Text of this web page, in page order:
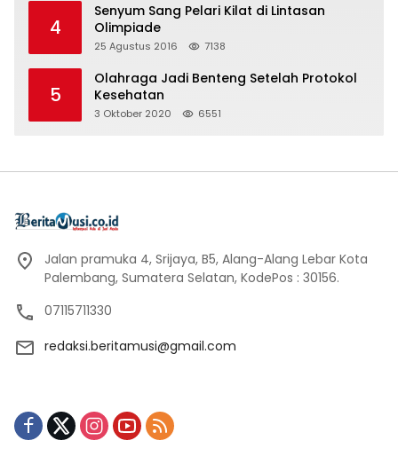
4
Senyum Sang Pelari Kilat di Lintasan
Olimpiade
25 Agustus 2016 7138
5
Olahraga Jadi Benteng Setelah Protokol
Kesehatan
3 Oktober 2020 6551
Jalan pramuka 4, Srijaya, B5, Alang-Alang Lebar Kota
Palembang, Sumatera Selatan, KodePos : 30156.
07115711330
redaksi.beritamusi@gmail.com